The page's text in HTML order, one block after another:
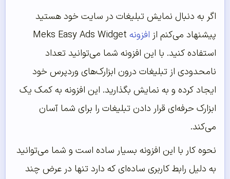
اگر به دنبال نمایش تبلیغات در سایت خود هستید
پیشنهاد می‌کنم از افزونه Meks Easy Ads Widget
استفاده کنید. با این افزونه شما می‌توانید تعداد
نامحدودی از تبلیغات درون ابزارک‌های وردپرس خود
ایجاد کرده و به نمایش بگذارید. این افزونه به کمک یک
ابزارک حرفه‌ای قرار دادن تبلیغات را برای شما آسان
می‌کند.
نحوه کار با این افزونه بسیار ساده است و شما می‌توانید
به دلیل رابط کاربری ساده‌ای که دارد تنها در عرض چند